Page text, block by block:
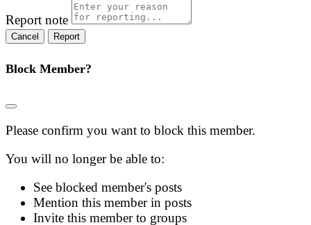
Report note
Report
Block Member?
Please confirm you want to block this member.
You will no longer be able to:
See blocked member's posts
Mention this member in posts
Invite this member to groups